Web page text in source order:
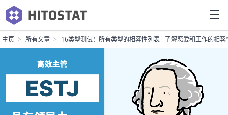
主页 所有文章 16类型测试：所有类型的相容性列表 - 了解恋爱和工作的相